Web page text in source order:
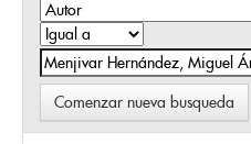
Comenzar nueva busqueda